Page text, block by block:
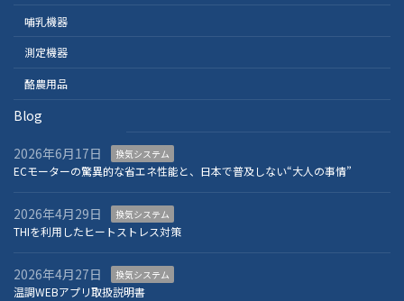
哺乳機器
測定機器
酪農用品
Blog
2026年6月17日 換気システム
ECモーターの驚異的な省エネ性能と、日本で普及しない“大人の事情”
2026年4月29日 換気システム
THIを利用したヒートストレス対策
2026年4月27日 換気システム
温調WEBアプリ取扱説明書